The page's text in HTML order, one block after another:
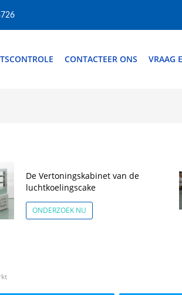
CONTACTEER ONS VRAAG
De Vertoningskabinet van de
luchtkoelingscake
ONDERZOEK NU